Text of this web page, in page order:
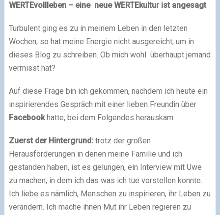
WERTEvollleben – eine neue WERTEkultur ist angesagt
Turbulent ging es zu in meinem Leben in den letzten
Wochen, so hat meine Energie nicht ausgereicht, um in
dieses Blog zu schreiben. Ob mich wohl überhaupt jemand
vermisst hat?
Auf diese Frage bin ich gekommen, nachdem ich heute ein
inspirierendes Gespräch mit einer lieben Freundin über
Facebookhatte, bei dem Folgendes herauskam:
Zuerst der Hintergrund:trotz der großen
Herausforderungen in denen meine Familie und ich
gestanden haben, ist es gelungen, ein Interview mit Uwe
zu machen, in dem ich das was ich tue vorstellen konnte.
Ich liebe es nämlich, Menschen zu inspirieren, ihr Leben zu
verändern. Ich mache ihnen Mut ihr Leben regieren zu